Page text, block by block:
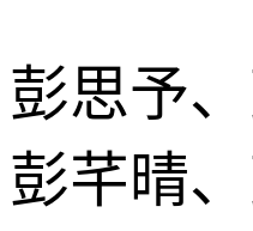
彭思予、
彭芊晴、